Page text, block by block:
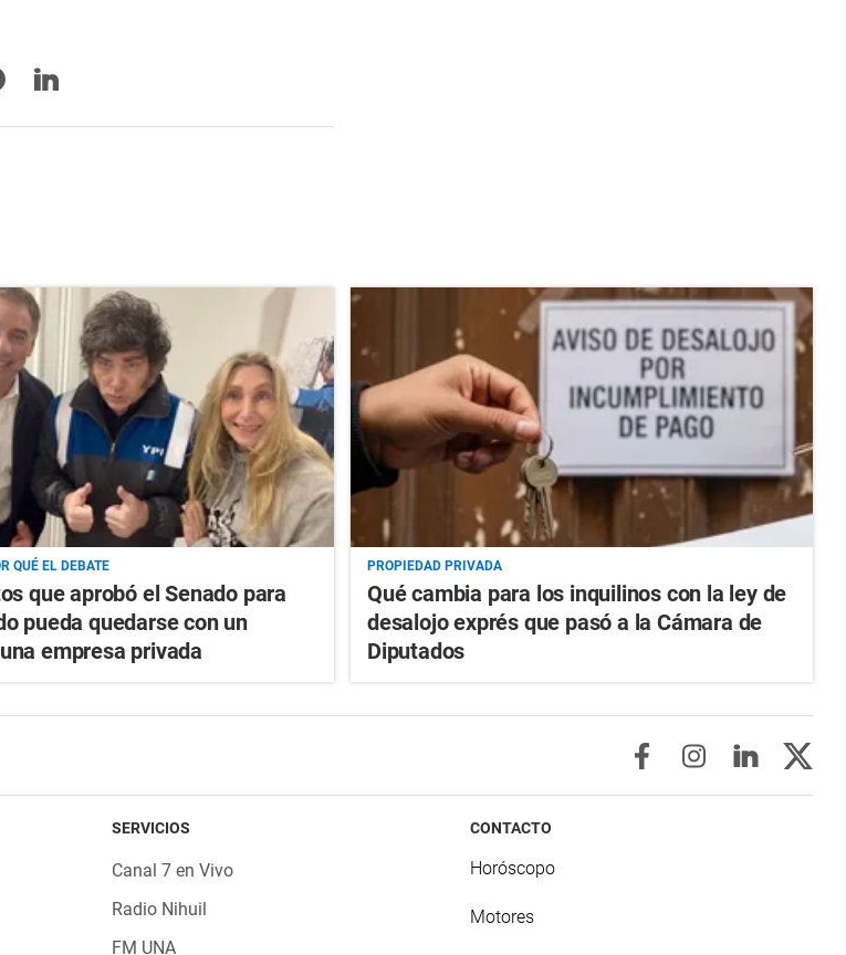
QUÉ EL DEBATE
que aprobó el Senado para
pueda quedarse con un
empresa privada
PROPIEDAD PRIVADA
Qué cambia para los inquilinos con la ley de
desalojo exprés que pasó a la Cámara de
Diputados
SERVICIOS
Canal 7 en Vivo
Radio Nihuil
FM UNA
CONTACTO
Horóscopo
Motores